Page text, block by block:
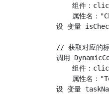
组件：
属性名：
设 变量
// 获取对应的
调用
组件：
属性名：
设 变量